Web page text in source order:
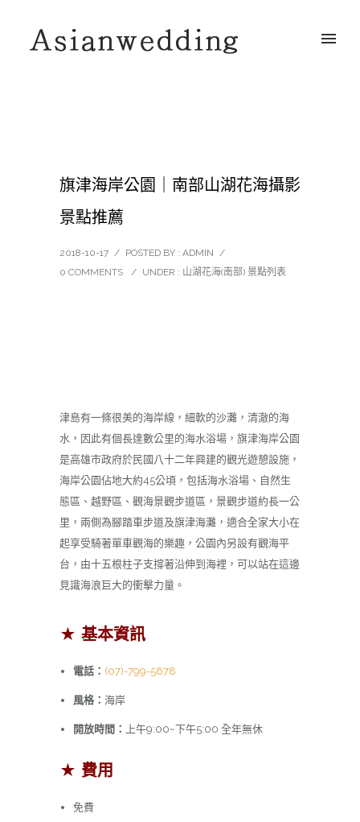
旗津海岸公園｜南部山湖花海攝影
景點推薦
2018-10-17 / POSTED BY : ADMIN /
0 COMMENTS
/ UNDER : 山湖花海(南部) 景點列表
津島有一條很美的海岸線，細軟的沙灘，清澈的海
水，因此有個長達數公里的海水浴場，旗津海岸公園
是高雄市政府於民國八十二年興建的觀光遊憩設施，
海岸公園佔地大約45公頃，包括海水浴場、自然生
態區、越野區、觀海景觀步道區，景觀步道約長一公
里，兩側為腳踏車步道及旗津海灘，適合全家大小在
起享受騎著單車觀海的樂趣，公園內另設有觀海平
台，由十五根柱子支撐著沿伸到海裡，可以站在這邊
見識海浪巨大的衝擊力量。
★ 基本資訊
電話： (07)-799-5678
風格： 海岸
開放時間： 上午9:00~下午5:00 全年無休
★ 費用
免費